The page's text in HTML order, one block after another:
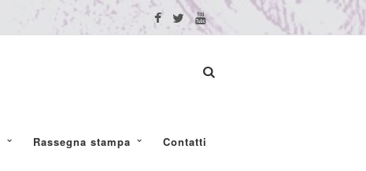
Rassegna stampa Contatti